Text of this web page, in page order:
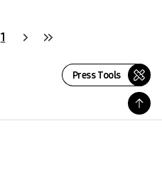
1
Press Tools